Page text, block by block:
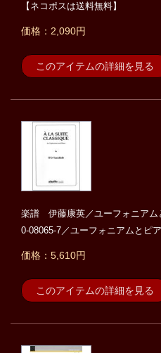
【ネコポスは送料無料】
価格：2,090円
このアイテムの詳細を見る
楽譜 伊藤康英／ユーフォニアム
0-08065-7／ユーフォニアムとピ
価格：5,610円
このアイテムの詳細を見る